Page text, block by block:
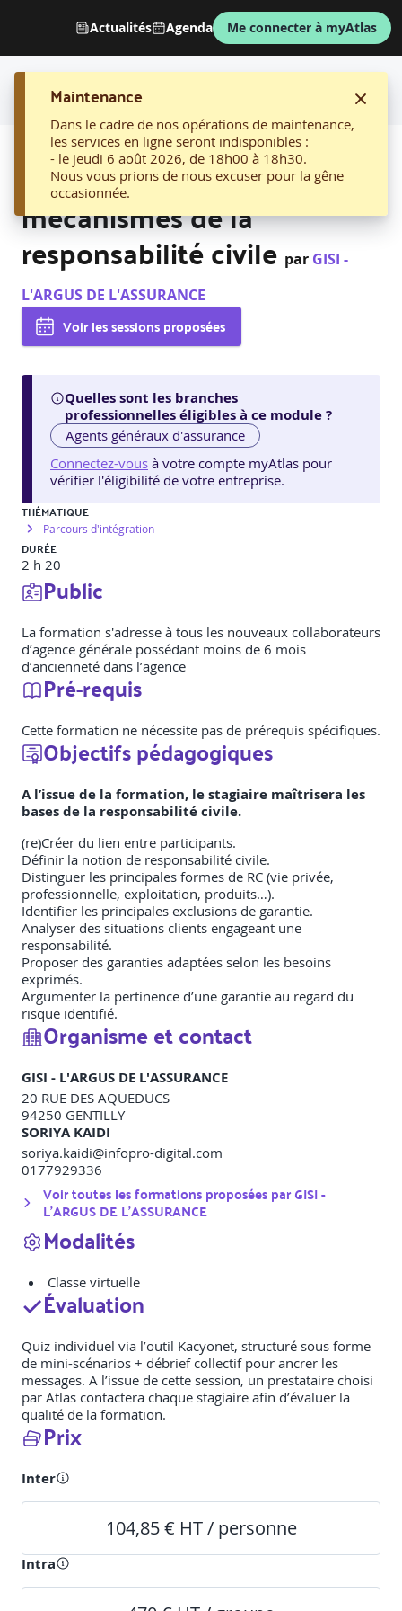
Actualités Agenda Me connecter à myAtlas
Maintenance
Dans le cadre de nos opérations de maintenance,
les services en ligne seront indisponibles :
- le jeudi 6 août 2026, de 18h00 à 18h30.
Nous vous prions de nous excuser pour la gêne
occasionnée.
AFFICHER LE FIL D'ARIANE
03. Découvrir les
mécanismes de la
responsabilité civile par GISI -
L'ARGUS DE L'ASSURANCE
Voir les sessions proposées
Quelles sont les branches
professionnelles éligibles à ce module ?
Agents généraux d'assurance
Connectez-vous à votre compte myAtlas pour
vérifier l'éligibilité de votre entreprise.
THÉMATIQUE
Parcours d'intégration
DURÉE
2 h 20
Public
La formation s'adresse à tous les nouveaux collaborateurs
d’agence générale possédant moins de 6 mois
d’ancienneté dans l’agence
Pré-requis
Cette formation ne nécessite pas de prérequis spécifiques.
Objectifs pédagogiques
A l’issue de la formation, le stagiaire maîtrisera les
bases de la responsabilité civile.
(re)Créer du lien entre participants.
Définir la notion de responsabilité civile.
Distinguer les principales formes de RC (vie privée,
professionnelle, exploitation, produits…).
Identifier les principales exclusions de garantie.
Analyser des situations clients engageant une
responsabilité.
Proposer des garanties adaptées selon les besoins
exprimés.
Argumenter la pertinence d’une garantie au regard du
risque identifié.
Organisme et contact
GISI - L'ARGUS DE L'ASSURANCE
20 RUE DES AQUEDUCS
94250 GENTILLY
SORIYA KAIDI
soriya.kaidi@infopro-digital.com
0177929336
Voir toutes les formations proposées parGISI -
L'ARGUS DE L'ASSURANCE
Modalités
Classe virtuelle
Évaluation
Quiz individuel via l’outil Kacyonet, structuré sous forme
de mini-scénarios + débrief collectif pour ancrer les
messages. A l’issue de cette session, un prestataire choisi
par Atlas contactera chaque stagiaire afin d’évaluer la
qualité de la formation.
Prix
Inter
104,85 € HT / personne
Intra